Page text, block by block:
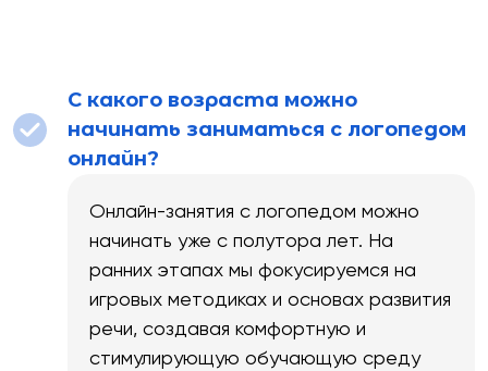
С какого возраста можно
начинать заниматься с логопедом
онлайн?
Онлайн-занятия с логопедом можно
начинать уже с полутора лет. На
ранних этапах мы фокусируемся на
игровых методиках и основах развития
речи, создавая комфортную и
стимулирующую обучающую среду